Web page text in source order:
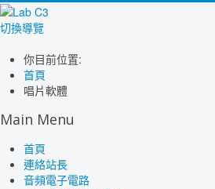
切換導覽
你目前位置:
首頁
唱片軟體
Main Menu
首頁
連絡站長
音頻電子電路